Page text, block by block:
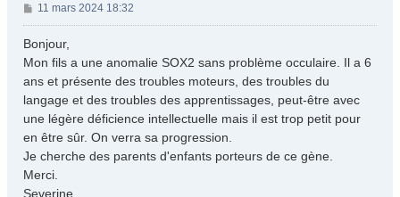
M
e
s
g
e
11 mars 2024 18:32
Bonjour,
Mon fils a une anomalie SOX2 sans problème occulaire. Il a 6
ans et présente des troubles moteurs, des troubles du
langage et des troubles des apprentissages, peut-être avec
une légère déficience intellectuelle mais il est trop petit pour
en être sûr. On verra sa progression.
Je cherche des parents d'enfants porteurs de ce gène.
Merci.
Severine.